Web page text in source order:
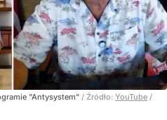
"Antysystem" / Źródło: YouTube /